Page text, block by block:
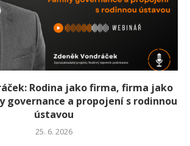
Rodina jako firma, firma jako
governance a propojení s rodinnou
ústavou
25. 6. 2026